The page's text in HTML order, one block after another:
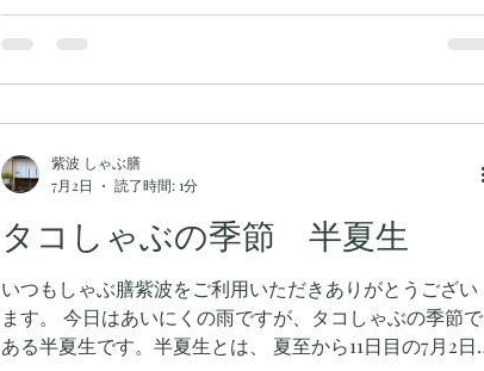
タコしゃぶの季節 半夏生
いつもしゃぶ膳紫波をご利用いただきありがとうござい
ます。 今日はあいにくの雨ですが、タコしゃぶの季節で
ある半夏生です。半夏生とは、 夏至から11日目の7月2日
紫波 しゃぶ膳
7月2日
読了時間: 1分